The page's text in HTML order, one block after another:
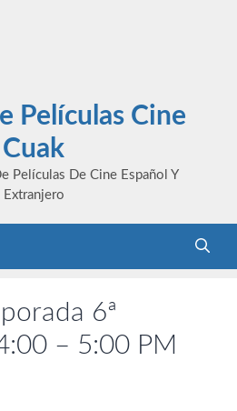
Películas Cine
Cuak
Películas De Cine Español Y
Extranjero
6ª
– 5:00 PM